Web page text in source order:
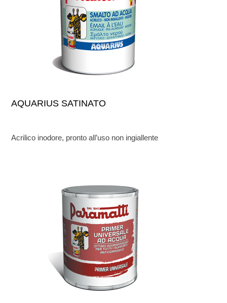
AQUARIUS SATINATO
Acrilico inodore, pronto all’uso non ingiallente